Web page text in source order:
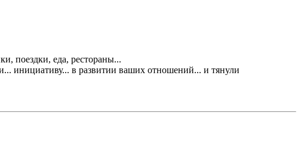
поездки, еда, рестораны...
инициативу... в развитии ваших отношений... и тянули